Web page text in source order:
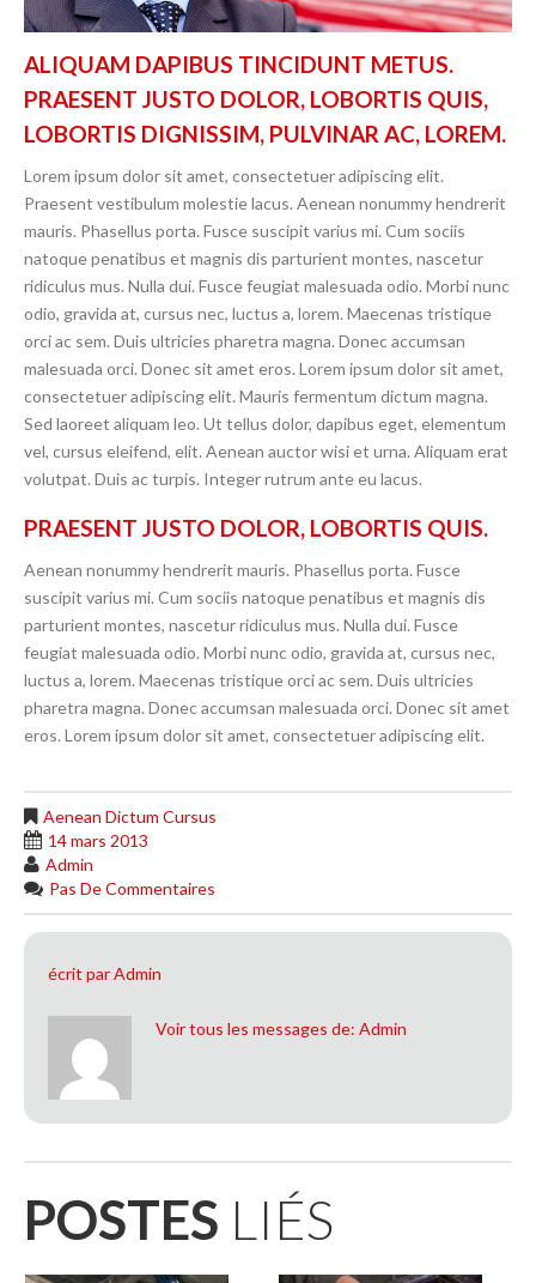
ALIQUAM DAPIBUS TINCIDUNT METUS.
PRAESENT JUSTO DOLOR, LOBORTIS QUIS,
LOBORTIS DIGNISSIM, PULVINAR AC, LOREM.
Lorem ipsum dolor sit amet, consectetuer adipiscing elit.
Praesent vestibulum molestie lacus. Aenean nonummy hendrerit
mauris. Phasellus porta. Fusce suscipit varius mi. Cum sociis
natoque penatibus et magnis dis parturient montes, nascetur
ridiculus mus. Nulla dui. Fusce feugiat malesuada odio. Morbi nunc
odio, gravida at, cursus nec, luctus a, lorem. Maecenas tristique
orci ac sem. Duis ultricies pharetra magna. Donec accumsan
malesuada orci. Donec sit amet eros. Lorem ipsum dolor sit amet,
consectetuer adipiscing elit. Mauris fermentum dictum magna.
Sed laoreet aliquam leo. Ut tellus dolor, dapibus eget, elementum
vel, cursus eleifend, elit. Aenean auctor wisi et urna. Aliquam erat
volutpat. Duis ac turpis. Integer rutrum ante eu lacus.
PRAESENT JUSTO DOLOR, LOBORTIS QUIS.
Aenean nonummy hendrerit mauris. Phasellus porta. Fusce
suscipit varius mi. Cum sociis natoque penatibus et magnis dis
parturient montes, nascetur ridiculus mus. Nulla dui. Fusce
feugiat malesuada odio. Morbi nunc odio, gravida at, cursus nec,
luctus a, lorem. Maecenas tristique orci ac sem. Duis ultricies
pharetra magna. Donec accumsan malesuada orci. Donec sit amet
eros. Lorem ipsum dolor sit amet, consectetuer adipiscing elit.
Aenean Dictum Cursus
14 mars 2013
Admin
Pas De Commentaires
écrit parAdmin
Voir tous les messages de: Admin
POSTES LIÉS